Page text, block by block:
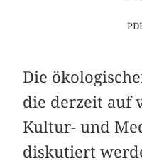
Die
die derzeit auf
Kultur- und
diskutiert